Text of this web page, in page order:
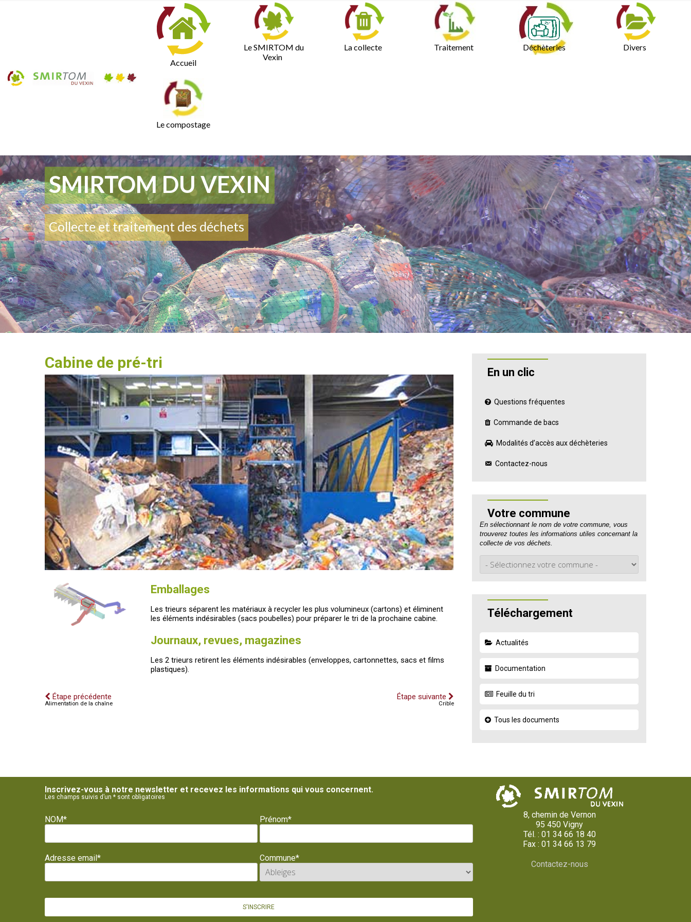
Accueil
Le SMIRTOM du
Vexin
La collecte Traitement Déchèteries Divers
Le compostage
SMIRTOM DU VEXIN
Collecte et traitement des déchets
Cabine de pré-tri
Emballages
Les trieurs séparent les matériaux à recycler les plus volumineux (cartons) et éliminent
les éléments indésirables (sacs poubelles) pour préparer le tri de la prochaine cabine.
Journaux, revues, magazines
Les 2 trieurs retirent les éléments indésirables (enveloppes, cartonnettes, sacs et films
plastiques).
Étape précédente
Alimentation de la chaîne
Étape suivante
Crible
En un clic
Questions fréquentes
Commande de bacs
Modalités d’accès aux déchèteries
Contactez-nous
Votre commune
En sélectionnant le nom de votre commune, vous
trouverez toutes les informations utiles concernant la
collecte de vos déchets.
Téléchargement
Actualités
Documentation
Feuille du tri
Tous les documents
Inscrivez-vous à notre newsletter et recevez les informations qui vous concernent.
Les champs suivis d’un * sont obligatoires
NOM* Prénom*
Adresse email* Commune*
8, chemin de Vernon
95 450 Vigny
Tél. : 01 34 66 18 40
Fax : 01 34 66 13 79
Contactez-nous